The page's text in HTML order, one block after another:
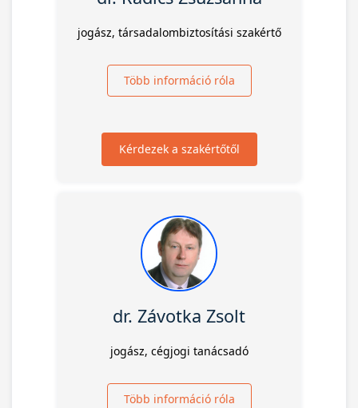
jogász, társadalombiztosítási szakértő
Több információ róla
Kérdezek a szakértőtől
dr. Závotka Zsolt
jogász, cégjogi tanácsadó
Több információ róla